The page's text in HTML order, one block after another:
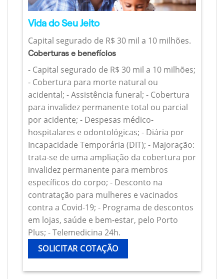
Vida do Seu Jeito
Capital segurado de R$ 30 mil a 10 milhões.
Coberturas e benefícios
- Capital segurado de R$ 30 mil a 10 milhões;
- Cobertura para morte natural ou
acidental; - Assistência funeral; - Cobertura
para invalidez permanente total ou parcial
por acidente; - Despesas médico-
hospitalares e odontológicas; - Diária por
Incapacidade Temporária (DIT); - Majoração:
trata-se de uma ampliação da cobertura por
invalidez permanente para membros
específicos do corpo; - Desconto na
contratação para mulheres e vacinados
contra a Covid-19; - Programa de descontos
em lojas, saúde e bem-estar, pelo Porto
Plus; - Telemedicina 24h.
SOLICITAR COTAÇÃO